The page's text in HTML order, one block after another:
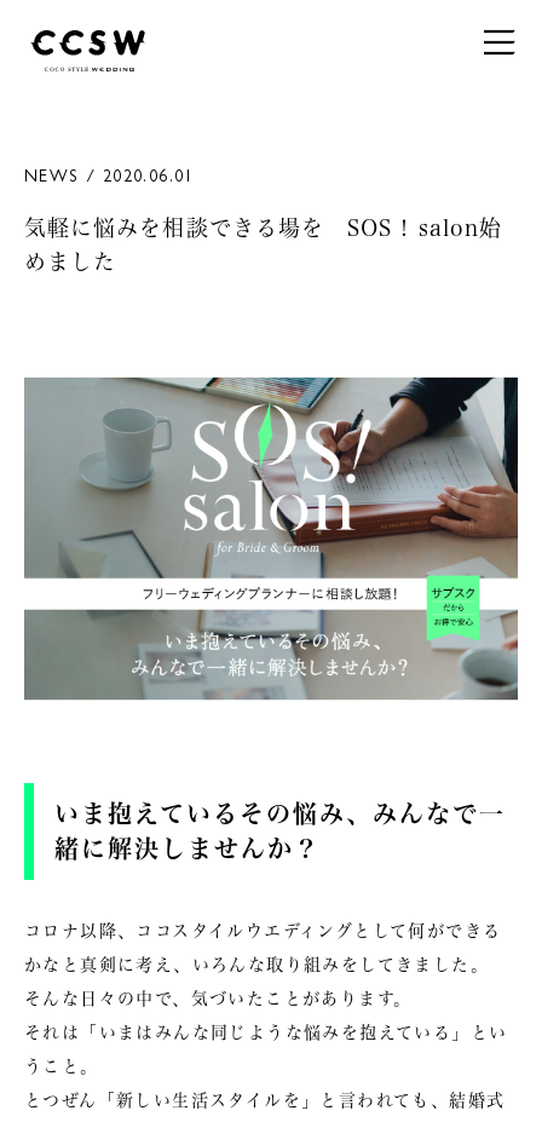
NEWS / 2020.06.01
気軽に悩みを相談できる場を SOS ! salon始
めました
いま抱えているその悩み、みんなで一
緒に解決しませんか？
コロナ以降、ココスタイルウエディングとして何ができる
かなと真剣に考え、いろんな取り組みをしてきました。
そんな日々の中で、気づいたことがあります。
それは「いまはみんな同じような悩みを抱えている」とい
うこと。
とつぜん「新しい生活スタイルを」と言われても、結婚式